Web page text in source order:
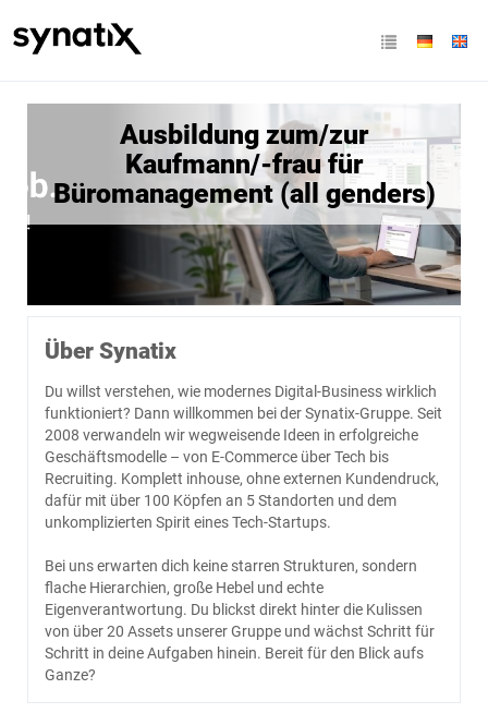
Ausbildung zum/zur
Kaufmann/-frau für
Büromanagement (all genders)
Über Synatix
Du willst verstehen, wie modernes Digital-Business wirklich
funktioniert? Dann willkommen bei der Synatix-Gruppe. Seit
2008 verwandeln wir wegweisende Ideen in erfolgreiche
Geschäftsmodelle – von E-Commerce über Tech bis
Recruiting. Komplett inhouse, ohne externen Kundendruck,
dafür mit über 100 Köpfen an 5 Standorten und dem
unkomplizierten Spirit eines Tech-Startups.
Bei uns erwarten dich keine starren Strukturen, sondern
flache Hierarchien, große Hebel und echte
Eigenverantwortung. Du blickst direkt hinter die Kulissen
von über 20 Assets unserer Gruppe und wächst Schritt für
Schritt in deine Aufgaben hinein. Bereit für den Blick aufs
Ganze?